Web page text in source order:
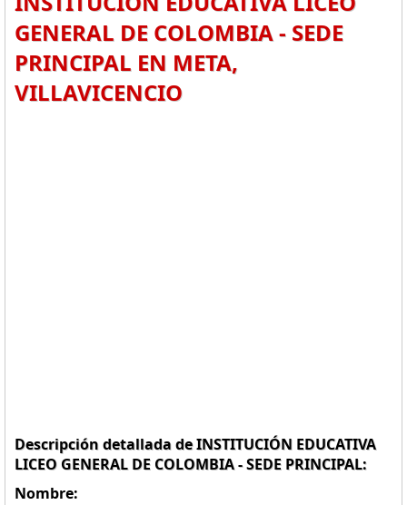
GENERAL DE COLOMBIA - SEDE
PRINCIPAL EN META,
VILLAVICENCIO
Descripción detallada de INSTITUCIÓN EDUCATIVA
LICEO GENERAL DE COLOMBIA - SEDE PRINCIPAL:
Nombre: